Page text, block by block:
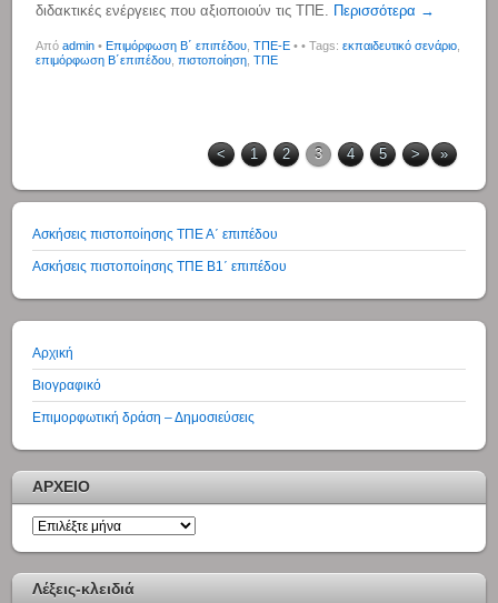
διδακτικές ενέργειες που αξιοποιούν τις ΤΠΕ. Περισσότερα →
Απόadmin • Επιμόρφωση Β΄ επιπέδου ,ΤΠΕ-Ε • • Tags:εκπαιδευτικό σενάριο
επιμόρφωση Β΄επιπέδου ,πιστοποίηση ,ΤΠΕ
< 1 2 3 4 5 > »
Ασκήσεις πιστοποίησης ΤΠΕ Α΄ επιπέδου
Ασκήσεις πιστοποίησης ΤΠΕ Β1΄ επιπέδου
Αρχική
Βιογραφικό
Επιμορφωτική δράση – Δημοσιεύσεις
ΑΡΧΕΙΟ
ΑΡΧΕΙΟ
Λέξεις-κλειδιά